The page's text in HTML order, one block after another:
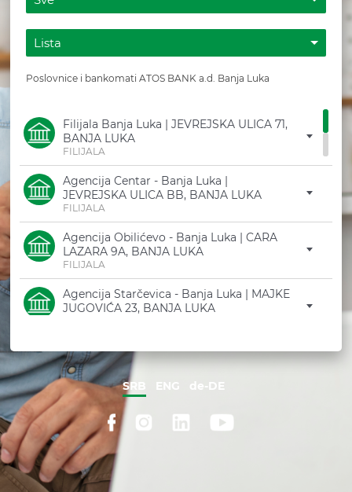
PRIJAVITE SE
BANKOMATI /
KATALOG
DEMO
PITANJA / ODGOVORI
Lista
Poslovnice i bankomati ATOS BANK a.d. Banja Luka
Filijala Banja Luka | JEVREJSKA ULICA 71,
BANJA LUKA
FILIJALA
Agencija Centar - Banja Luka |
JEVREJSKA ULICA BB, BANJA LUKA
FILIJALA
Agencija Obilićevo - Banja Luka | CARA
LAZARA 9A, BANJA LUKA
FILIJALA
Agencija Starčevica - Banja Luka | MAJKE
JUGOVIĆA 23, BANJA LUKA
Agencija Nova Varoš - Banja Luka | I
KRAJIŠKOG KORPUSA 118, BANJA LUKA
FILIJALA
Filijala Laktaši | CARA DUŠANA 98A, TRN
FILIJALA
Agencija Laktaši Centar | TRG PALOG
BORCA PREDRAGA BUDIĆA BB, LAKTAŠI
FILIJALA
SRB ENG de-DE